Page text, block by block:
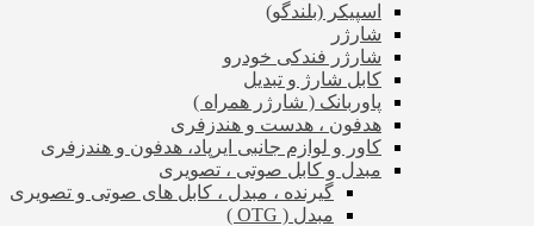
اسپیکر (بلندگو)
شارژر
شارژر فندکی خودرو
کابل شارژ و تبدیل
پاوربانک ( شارژر همراه )
هدفون ، هدست و هندزفری
کاور و لوازم جانبی ایرپاد، هدفون و هندزفری
مبدل و کابل صوتی ، تصویری
گیرنده ، مبدل ، کابل های صوتی و تصویری
مبدل ( OTG )